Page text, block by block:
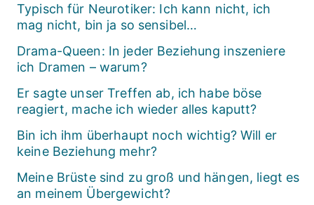
Typisch für Neurotiker: Ich kann nicht, ich
mag nicht, bin ja so sensibel…
Drama-Queen: In jeder Beziehung inszeniere
ich Dramen – warum?
Er sagte unser Treffen ab, ich habe böse
reagiert, mache ich wieder alles kaputt?
Bin ich ihm überhaupt noch wichtig? Will er
keine Beziehung mehr?
Meine Brüste sind zu groß und hängen, liegt es
an meinem Übergewicht?